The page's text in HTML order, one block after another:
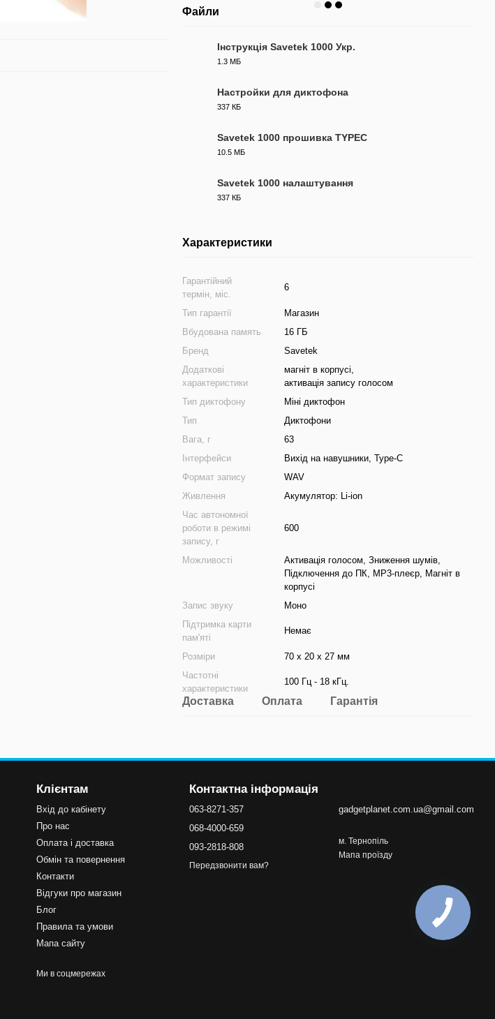
Файли
Інструкція Savetek 1000 Укр.
1.3 МБ
Настройки для диктофона
337 КБ
Savetek 1000 прошивка TYPEC
10.5 МБ
Savetek 1000 налаштування
337 КБ
Характеристики
Гарантійний
термін, міс.
6
Тип гарантії
Магазин
Вбудована память
16 ГБ
Бренд
Savetek
Додаткові
характеристики
магніт в корпусі,
активація запису голосом
Тип диктофону
Міні диктофон
Тип
Диктофони
Вага, г
63
Інтерфейси
Вихід на навушники, Type-C
Формат запису
WAV
Живлення
Акумулятор: Li-ion
Час автономної
роботи в режимі
запису, г
600
Можливості
Активація голосом, Зниження шумів,
Підключення до ПК, MP3-плеєр, Магніт в
корпусі
Запис звуку
Моно
Підтримка карти
пам'яті
Немає
Розміри
70 х 20 х 27 мм
Частотні
характеристики
100 Гц - 18 кГц.
Доставка Оплата Гарантія
Клієнтам
Вхід до кабінету
Про нас
Оплата і доставка
Обмін та повернення
Контакти
Відгуки про магазин
Блог
Правила та умови
Мапа сайту
Ми в соцмережах
Контактна інформація
063-8271-357
068-4000-659
093-2818-808
Передзвонити вам?
gadgetplanet.com.ua@gmail.com
м. Тернопіль
Мапа проїзду